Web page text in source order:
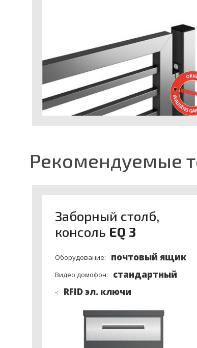
Рекомендуемые
Заборный столб,
консоль EQ 3
Оборудование: почтовый ящик
Видео домофон: стандартный
-: RFID эл. ключи